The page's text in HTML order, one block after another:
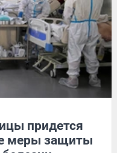
придется
меры защиты